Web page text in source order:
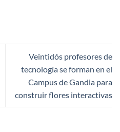
Veintidós profesores de
tecnología se forman en el
Campus de Gandia para
construir flores interactivas